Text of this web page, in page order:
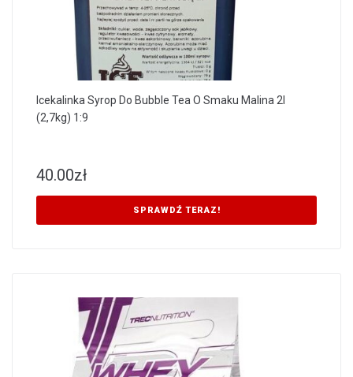
Icekalinka Syrop Do Bubble Tea O Smaku Malina 2l
(2,7kg) 1:9
40.00zł
SPRAWDŹ TERAZ!